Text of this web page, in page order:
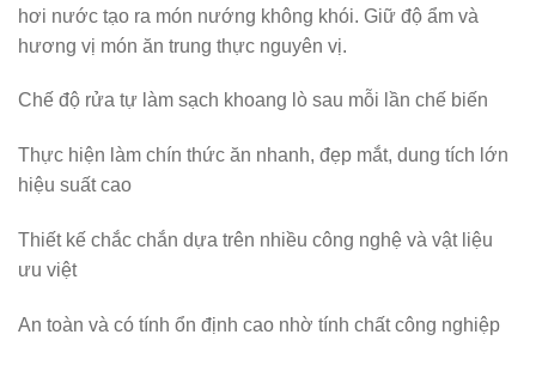
hơi nước tạo ra món nướng không khói. Giữ độ ẩm và
hương vị món ăn trung thực nguyên vị.
Chế độ rửa tự làm sạch khoang lò sau mỗi lần chế biến
Thực hiện làm chín thức ăn nhanh, đẹp mắt, dung tích lớn
hiệu suất cao
Thiết kế chắc chắn dựa trên nhiều công nghệ và vật liệu
ưu việt
An toàn và có tính ổn định cao nhờ tính chất công nghiệp